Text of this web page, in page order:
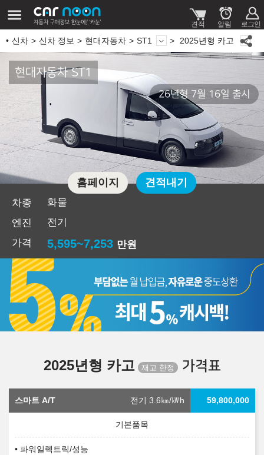
신차 신차 정보 현대자동차 ST1 2025년형 카고
현대자동차 ST1
26년형 7월 16일 출시
차종
화물
엔진
전기
가격
5,595~7,253 만원
홈페이지 견적내기
2025년형 카고 가격표
스마트 A/T 전기 3.6㎞/㎾h 59,800,000
파워일렉트릭/성능